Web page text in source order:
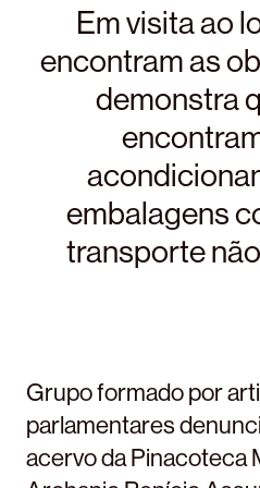
Em visita ao
encontram as
demonstra
embalagens
transporte
Grupo formado por
parlamentares
acervo da Pinacoteca